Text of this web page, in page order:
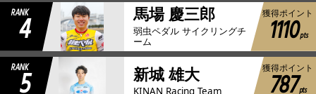
RANK
4 馬場 慶三郎
弱虫ペダル サイクリングチ
ーム
獲得ポイント
1110pts
RANK 新城 雄大
KINAN Racing Team
獲得ポイント
pts